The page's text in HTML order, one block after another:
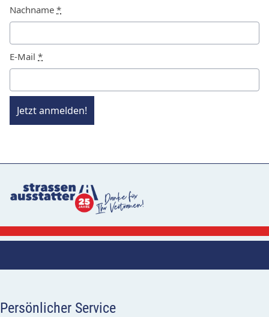
Nachname *
E-Mail *
Jetzt anmelden!
Persönlicher Service